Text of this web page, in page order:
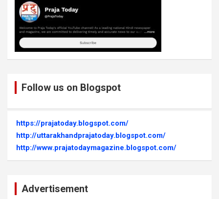
Follow us on Blogspot
https://prajatoday.blogspot.com/
http://uttarakhandprajatoday.blogspot.com/
http://www.prajatodaymagazine.blogspot.com/
Advertisement